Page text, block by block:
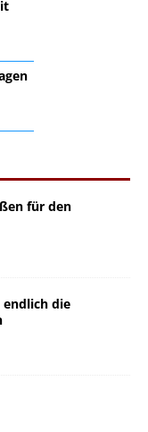
für den
die